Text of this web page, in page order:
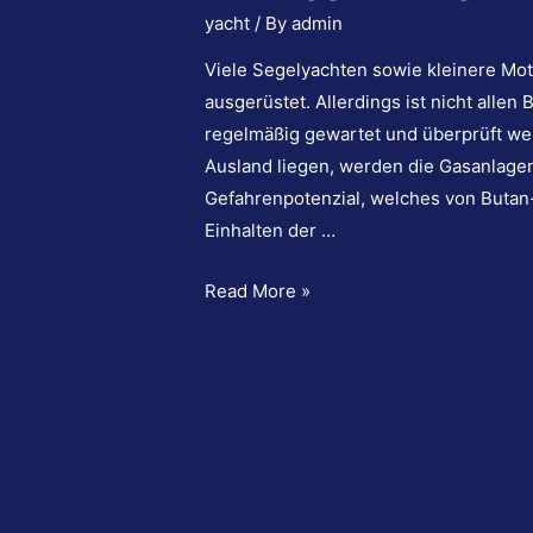
yacht / Byadmin
Viele Segelyachten sowie kleinere
ausgerüstet. Allerdings ist nicht allen
regelmäßig gewartet und überprüft
Ausland liegen, werden die
Gefahrenpotenzial, welches von
Einhalten der …
Flüssiggasanlagen
Read More »